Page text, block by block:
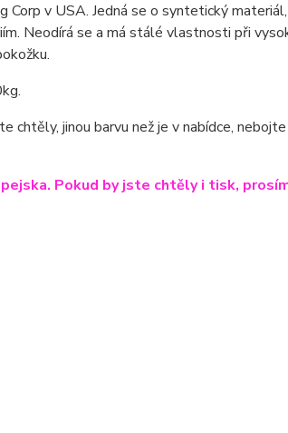
v USA. Jedná se o syntetický
Neodírá se a má stálé vlastnosti při
chtěly, jinou barvu než je v nabídce,
Pokud by jste chtěly i tisk,